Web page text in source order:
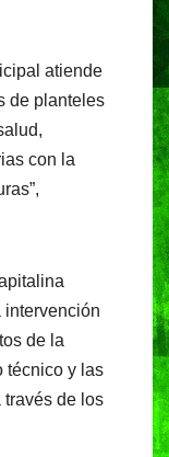
atiende
de planteles
con la
intervención
de la
técnico y las
de los